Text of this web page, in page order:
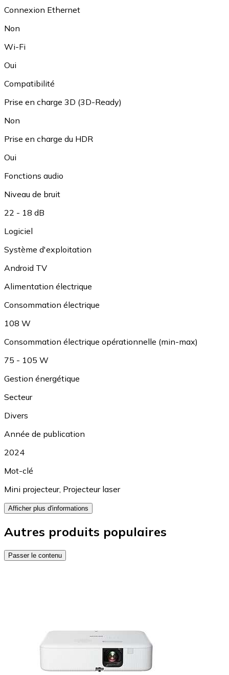
Connexion Ethernet
Non
Wi-Fi
Oui
Compatibilité
Prise en charge 3D (3D-Ready)
Non
Prise en charge du HDR
Oui
Fonctions audio
Niveau de bruit
22 - 18 dB
Logiciel
Système d'exploitation
Android TV
Alimentation électrique
Consommation électrique
108 W
Consommation électrique opérationnelle (min-max)
75 - 105 W
Gestion énergétique
Secteur
Divers
Année de publication
2024
Mot-clé
Mini projecteur, Projecteur laser
Afficher plus d'informations
Autres produits populaires
Passer le contenu